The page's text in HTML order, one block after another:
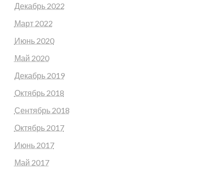
Декабрь 2022
Март 2022
Июнь 2020
Май 2020
Декабрь 2019
Октябрь 2018
Сентябрь 2018
Октябрь 2017
Июнь 2017
Май 2017